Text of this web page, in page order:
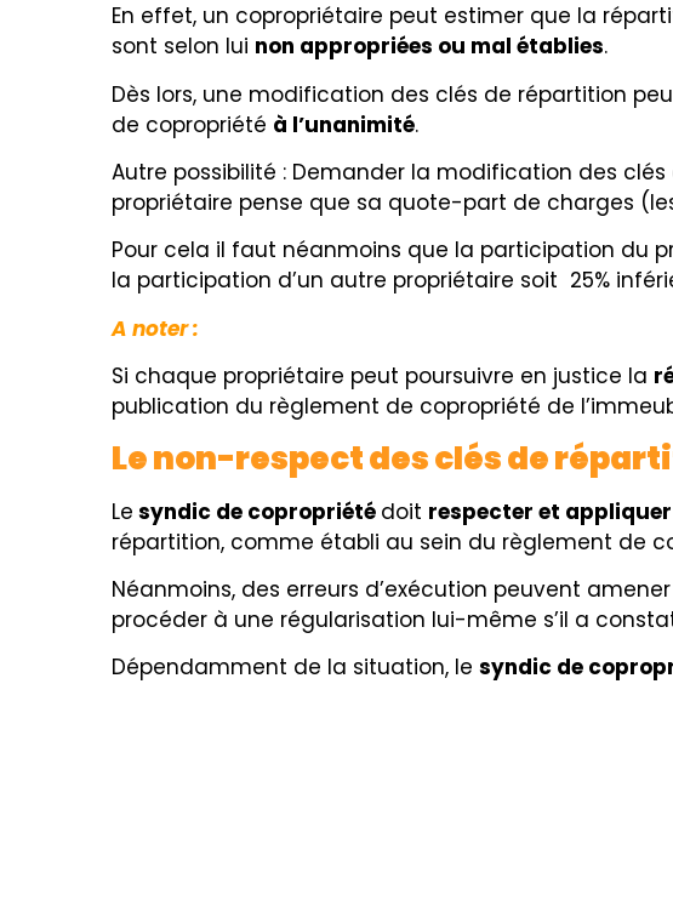
En effet, un copropriétaire peut estimer que la
sont selon lui non appropriées ou mal établies.
Dès lors, une modification des clés de répartition
de copropriété à l’unanimité.
Autre possibilité : Demander la modification des
propriétaire pense que sa quote-part de charges
Pour cela il faut néanmoins que la participation du
la participation d’un autre propriétaire soit 25%
A noter :
Si chaque propriétaire peut poursuivre en justice la
publication du règlement de copropriété de
Le non-respect des clés de
Le syndic de copropriété doit respecter et
répartition, comme établi au sein du règlement de
Néanmoins, des erreurs d’exécution peuvent
procéder à une régularisation lui-même s’il a
Dépendamment de la situation, le syndic de